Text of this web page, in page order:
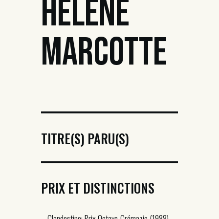
HÉLÈNE
MARCOTTE
TITRE(S) PARU(S)
PRIX ET DISTINCTIONS